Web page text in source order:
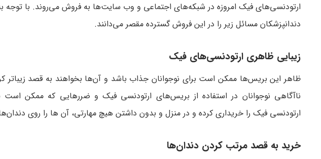
ارتودنسی‌های فیک امروزه در شبکه‌های اجتماعی و وب سایت‌ها به فروش می‌روند. با
دندانپزشکان مسائل زیر را در این فروش گسترده مقصر می‌دانند.
زیبایی ظاهری ارتودنسی‌های فیک
ظاهر این بریس‌ها ممکن است برای نوجوانان جذاب باشد و آن‌ها بخواهند به قصد زیباتر
ناآگاهی نوجوانان در استفاده از بریس‌های ارتودنسی فیک و ضررهایی که ممکن است
ارتودنسی فیک را خریداری کرده و در منزل و بدون داشتن هیچ مهارتی، آن ها را روی
خرید به قصد مرتب کردن دندان‌ها